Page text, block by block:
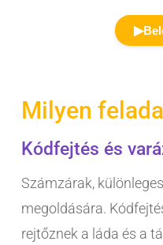
▶
Milyen
Kódfejtés és
Számzárak,
megoldására.
rejtőznek a láda és a